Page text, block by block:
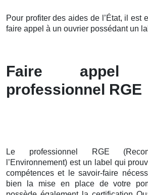
Pour profiter des aides de l’État, il est
faire appel à un ouvrier possédant un
Faire
professionnel RGE
Le professionnel RGE
l’Environnement) est un label qui
compétences et le savoir-faire
bien la mise en place de votre